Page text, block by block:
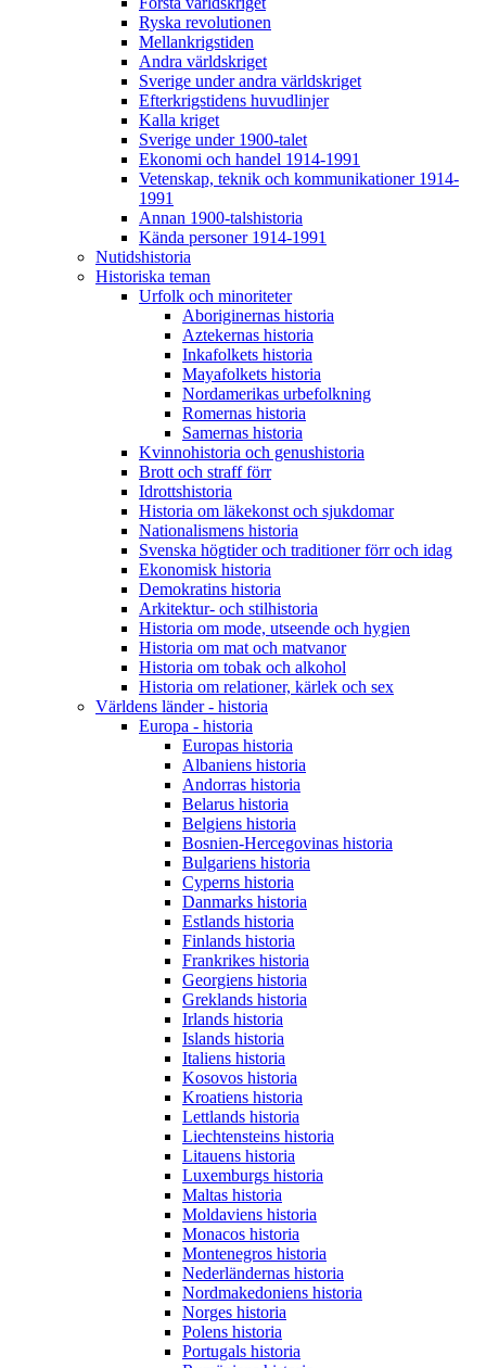
Ryska revolutionen
Mellankrigstiden
Andra världskriget
Sverige under andra världskriget
Efterkrigstidens huvudlinjer
Kalla kriget
Sverige under 1900-talet
Ekonomi och handel 1914-1991
Vetenskap, teknik och kommunikationer 1914-
1991
Annan 1900-talshistoria
Kända personer 1914-1991
Nutidshistoria
Historiska teman
Urfolk och minoriteter
Aboriginernas historia
Aztekernas historia
Inkafolkets historia
Mayafolkets historia
Nordamerikas urbefolkning
Romernas historia
Samernas historia
Kvinnohistoria och genushistoria
Brott och straff förr
Idrottshistoria
Historia om läkekonst och sjukdomar
Nationalismens historia
Svenska högtider och traditioner förr och idag
Ekonomisk historia
Demokratins historia
Arkitektur- och stilhistoria
Historia om mode, utseende och hygien
Historia om mat och matvanor
Historia om tobak och alkohol
Historia om relationer, kärlek och sex
Världens länder - historia
Europa - historia
Europas historia
Albaniens historia
Andorras historia
Belarus historia
Belgiens historia
Bosnien-Hercegovinas historia
Bulgariens historia
Cyperns historia
Danmarks historia
Estlands historia
Finlands historia
Frankrikes historia
Georgiens historia
Greklands historia
Irlands historia
Islands historia
Italiens historia
Kosovos historia
Kroatiens historia
Lettlands historia
Liechtensteins historia
Litauens historia
Luxemburgs historia
Maltas historia
Moldaviens historia
Monacos historia
Montenegros historia
Nederländernas historia
Nordmakedoniens historia
Norges historia
Polens historia
Portugals historia